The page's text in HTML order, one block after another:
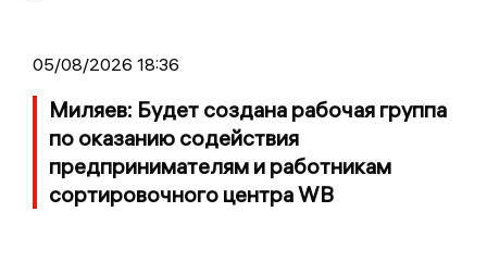
05/08/2026 18:36
Миляев: Будет создана рабочая группа
по оказанию содействия
предпринимателям и работникам
сортировочного центра WB